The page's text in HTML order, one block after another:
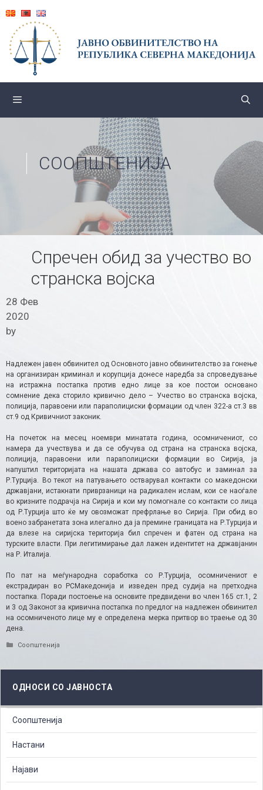
content
СООПШТЕНИЈА
Спречен обид за учество во
странска војска
28 Фев
2020
by
Надлежен јавен обвинител од Основното јавно обвинителство за гонење
на организиран криминал и корупција донесе наредба за спроведување
на истражна постапка против едно лице за кое постои основано
сомнение дека сторило кривично дело – Учество во странска војска,
полиција, паравоени или параполициски формации од член 322-а ст.3 вв
ст.9 од Кривичниот законик.
На почеток на месец ноември минатата година, осомничениот, со
намера да учествува и да се обучува од страна на странска војска,
полиција, паравоени или параполициски формации во Сирија, ја
напуштил територијата на нашата држава со автобус и заминал за
Р.Турција. Во текот на патувањето остварувал контакти со македонски
државјани, истакнати приврзаници на радикален ислам, кои се наоѓале
во кризните подрачја на Сирија и кои му помогнале со контакти со лица
од Р.Турција што ќе му овозможат префрлање во Сирија. При обид во
воено забранетата зона илегално да ја премине границата на Р.Турција и
да влезе на сиријска територија бил спречен и фатен од страна на
турските власти. При легитимирање дал лажен идентитет на државјанин
на Р. Италија.
По пат на меѓународна соработка со Р.Турција, осомничениот е
екстрадиран во РСМакедонија и изведен пред судија на претходна
постапка. Поради постоење на основите предвидени во член 165 ст.1, 2
и 3 од Законот за кривична постапка по предлог на надлежен обвинител
на осомниченото лице му е определена мерка притвор во траење од 30
дена.
Categories
Соопштенија
ОДНОСИ СО ЈАВНОСТА
Соопштенија
Настани
Најави